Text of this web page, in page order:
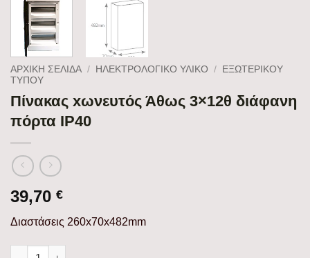
ΑΡΧΙΚΉ ΣΕΛΊΔΑ / ΗΛΕΚΤΡΟΛΟΓΙΚΟ ΥΛΙΚΟ /
ΕΞΩΤΕΡΙΚΟΎ
ΤΎΠΟΥ
Πίνακας xωνευτός Άθως 3×12θ διάφανη
πόρτα IP40
39,70 €
Διαστάσεις 260x70x482mm
Πίνακας xωνευτός Άθως 3x12θ διάφανη πόρτα IP40 ποσότητα